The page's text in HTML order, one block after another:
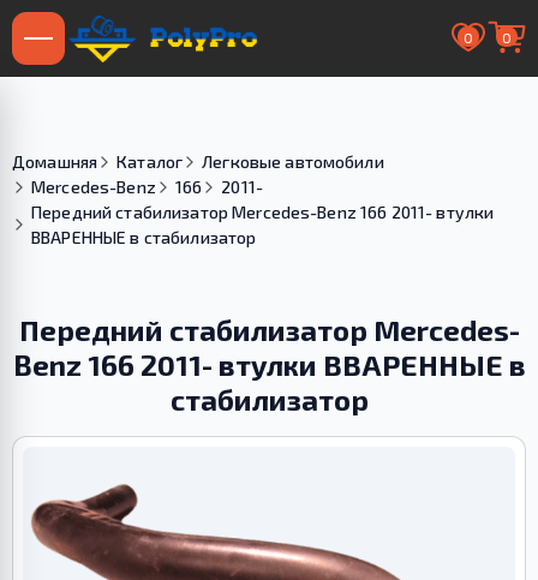
0 0
Домашняя Каталог
Легковые автомобили
Mercedes-Benz
166
2011-
Передний стабилизатор Mercedes-Benz 166 2011- втулки
ВВАРЕННЫЕ в стабилизатор
Передний стабилизатор Mercedes-
Benz 166 2011- втулки ВВАРЕННЫЕ в
стабилизатор